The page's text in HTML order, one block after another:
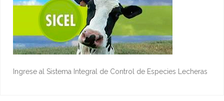
Ingrese al Sistema Integral de Control de Especies Lecheras